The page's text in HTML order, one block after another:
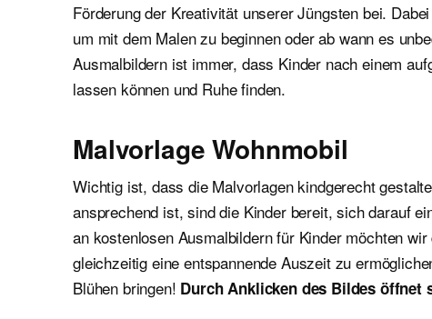
Förderung der Kreativität unserer Jüngsten bei.
um mit dem Malen zu beginnen oder ab wann es
Ausmalbildern ist immer, dass Kinder nach einem
lassen können und Ruhe finden.
Malvorlage Wohnmobil
Wichtig ist, dass die Malvorlagen kindgerecht
ansprechend ist, sind die Kinder bereit, sich darauf
an kostenlosen Ausmalbildern für Kinder möchten
gleichzeitig eine entspannende Auszeit zu
Blühen bringen! Durch Anklicken des Bildes öffnet